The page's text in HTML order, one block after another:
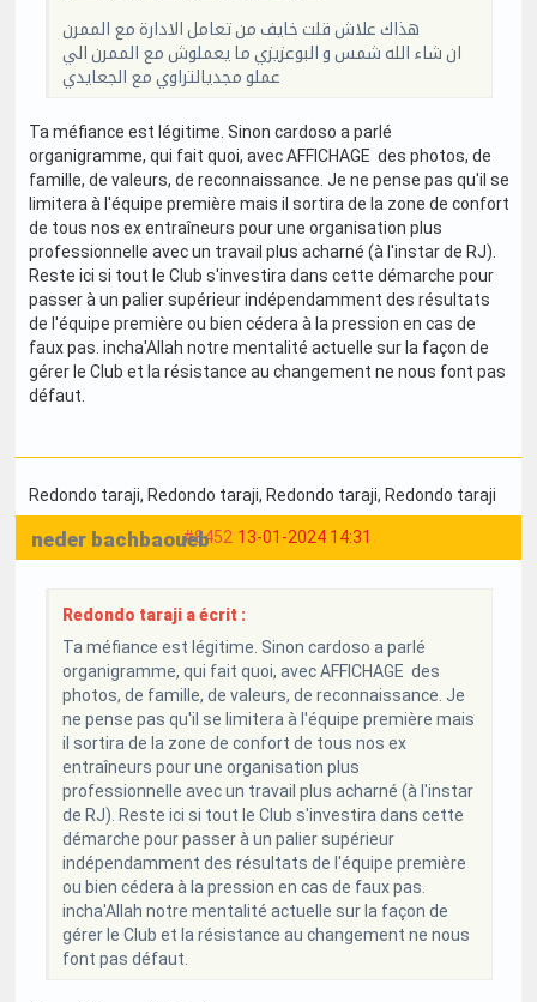
هذاك علاش قلت خايف من تعامل الادارة مع الممرن
ان شاء الله شمس و البوعزيزي ما يعملوش مع الممرن الي
عملو مجديالتراوي مع الجعايدي
Ta méfiance est légitime. Sinon cardoso a parlé
organigramme, qui fait quoi, avec AFFICHAGE des photos, de
famille, de valeurs, de reconnaissance. Je ne pense pas qu'il se
limitera à l'équipe première mais il sortira de la zone de confort
de tous nos ex entraîneurs pour une organisation plus
professionnelle avec un travail plus acharné (à l'instar de RJ).
Reste ici si tout le Club s'investira dans cette démarche pour
passer à un palier supérieur indépendamment des résultats
de l'équipe première ou bien cédera à la pression en cas de
faux pas. incha'Allah notre mentalité actuelle sur la façon de
gérer le Club et la résistance au changement ne nous font pas
défaut.
Redondo taraji, Redondo taraji, Redondo taraji, Redondo taraji
#8452 13-01-2024 14:31
neder bachbaoueb
Redondo taraji a écrit :
Ta méfiance est légitime. Sinon cardoso a parlé
organigramme, qui fait quoi, avec AFFICHAGE des
photos, de famille, de valeurs, de reconnaissance. Je
ne pense pas qu'il se limitera à l'équipe première mais
il sortira de la zone de confort de tous nos ex
entraîneurs pour une organisation plus
professionnelle avec un travail plus acharné (à l'instar
de RJ). Reste ici si tout le Club s'investira dans cette
démarche pour passer à un palier supérieur
indépendamment des résultats de l'équipe première
ou bien cédera à la pression en cas de faux pas.
incha'Allah notre mentalité actuelle sur la façon de
gérer le Club et la résistance au changement ne nous
font pas défaut.